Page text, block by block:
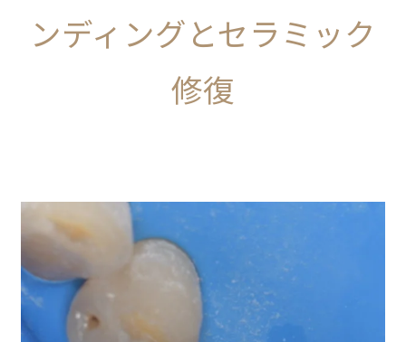
ンディングとセラミック
修復